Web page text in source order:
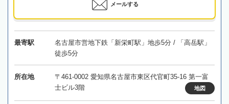
メールする
最寄駅
名古屋市営地下鉄「新栄町駅」地歩5分 / 「高岳駅」
徒歩5分
所在地
〒461-0002 愛知県名古屋市東区代官町35-16 第一富
士ビル3階
地図